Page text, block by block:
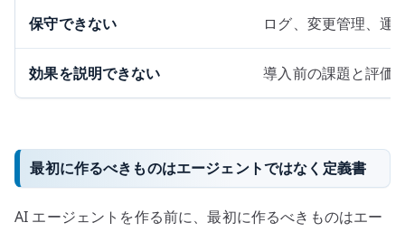
保守できない ログ、変更管理、運
効果を説明できない 導入前の課題と評価
最初に作るべきものはエージェントではなく定義書
AI エージェントを作る前に、最初に作るべきものはエー